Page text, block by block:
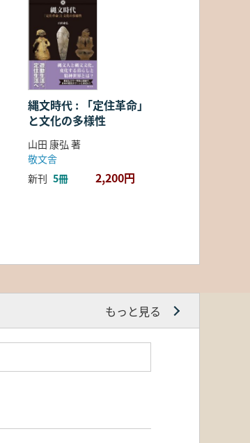
縄文時代 : 「定住革命」
と文化の多様性
山田 康弘 著
敬文舎
新刊 5冊 2,200円
もっと見る